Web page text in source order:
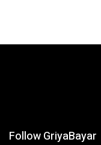
Follow GriyaBayar